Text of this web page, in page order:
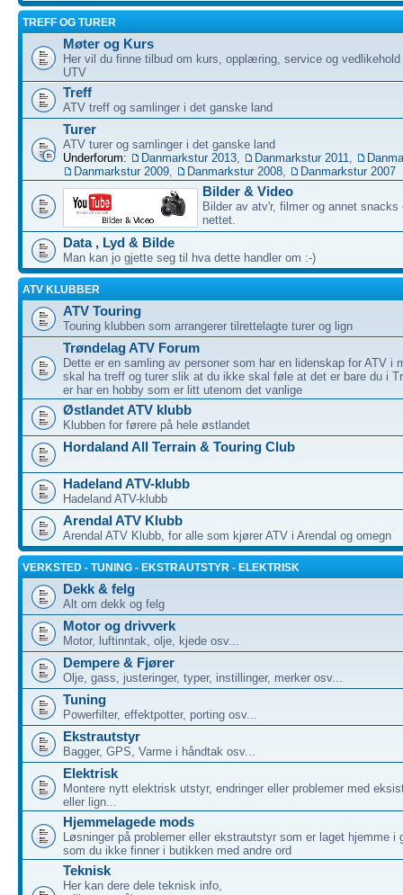
TREFF OG TURER
Møter og Kurs
Her vil du finne tilbud om kurs, opplæring, service og vedlikehold
UTV
Treff
ATV treff og samlinger i det ganske land
Turer
ATV turer og samlinger i det ganske land
Underforum:
Danmarkstur 2013, Danmarkstur 2011,
Danmarkstur 2009, Danmarkstur 2008, Danmarkstur 2007
Bilder & Video
Bilder av atv'r, filmer og annet snacks
nettet.
Data , Lyd & Bilde
Man kan jo gjette seg til hva dette handler om :-)
ATV KLUBBER
ATV Touring
Touring klubben som arrangerer tilrettelagte turer og lign
Trøndelag ATV Forum
Dette er en samling av personer som har en lidenskap for ATV i
skal ha treff og turer slik at du ikke skal føle at det er bare du i
er har en hobby som er litt utenom det vanlige
Østlandet ATV klubb
Klubben for førere på hele østlandet
Hordaland All Terrain & Touring Club
Hadeland ATV-klubb
Hadeland ATV-klubb
Arendal ATV Klubb
Arendal ATV Klubb, for alle som kjører ATV i Arendal og omegn
VERKSTED - TUNING - EKSTRAUTSTYR - ELEKTRISK
Dekk & felg
Alt om dekk og felg
Motor og drivverk
Motor, luftinntak, olje, kjede osv...
Dempere & Fjører
Olje, gass, justeringer, typer, instillinger, merker osv...
Tuning
Powerfilter, effektpotter, porting osv...
Ekstrautstyr
Bagger, GPS, Varme i håndtak osv...
Elektrisk
Montere nytt elektrisk utstyr, endringer eller problemer med
eller lign...
Hjemmelagede mods
Løsninger på problemer eller ekstrautstyr som er laget hjemme i
som du ikke finner i butikken med andre ord
Teknisk
Her kan dere dele teknisk info,